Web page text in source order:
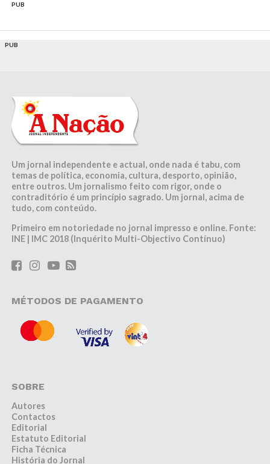
PUB
PUB
Um jornal independente e actual, onde nada é tabu, com
temas de política, economia, cultura, desporto, opinião,
entre outros. Um jornalismo feito com rigor, onde o
contraditório é um princípio sagrado. Um jornal, acima de
tudo, com conteúdo.
Primeiro em notoriedade no jornal impresso e online. Fonte:
INE | IMC 2018 (Inquérito Multi-Objectivo Contínuo)
MÉTODOS DE PAGAMENTO
SOBRE
Autores
Contactos
Editorial
Estatuto Editorial
Ficha Técnica
História do Jornal